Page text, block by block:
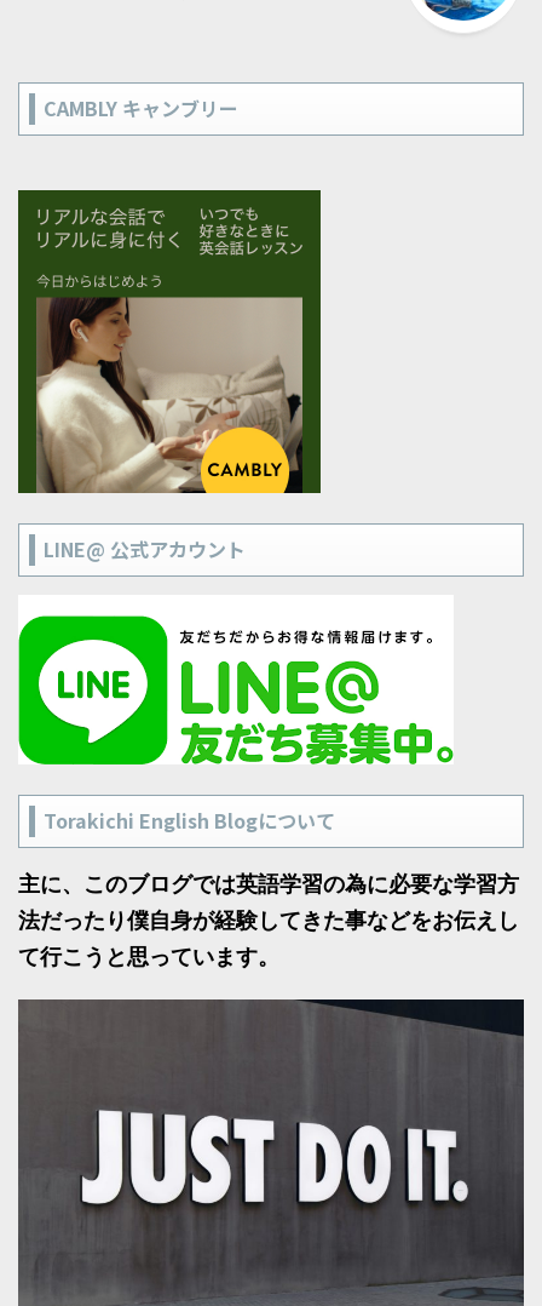
CAMBLY キャンブリー
LINE@ 公式アカウント
Torakichi English Blogについて
主に、このブログでは英語学習の為に必要な学習方
法だったり僕自身が経験してきた事などをお伝えし
て行こうと思っています。